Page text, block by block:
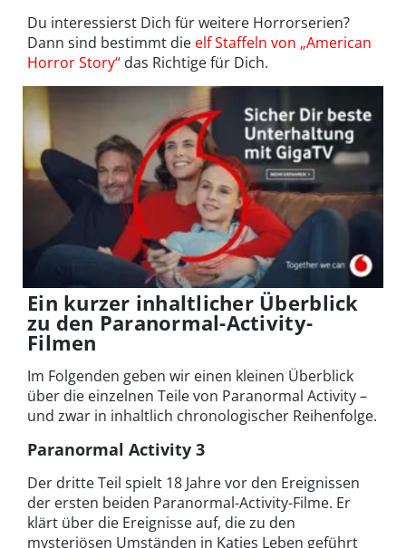
Du interessierst Dich für weitere Horrorserien?
Dann sind bestimmt die elf Staffeln von „American
Horror Story“ das Richtige für Dich.
Ein kurzer inhaltlicher Überblick
zu den Paranormal-Activity-
Filmen
Im Folgenden geben wir einen kleinen Überblick
über die einzelnen Teile von Paranormal Activity –
und zwar in inhaltlich chronologischer Reihenfolge.
Paranormal Activity 3
Der dritte Teil spielt 18 Jahre vor den Ereignissen
der ersten beiden Paranormal-Activity-Filme. Er
klärt über die Ereignisse auf, die zu den
mysteriösen Umständen in Katies Leben geführt